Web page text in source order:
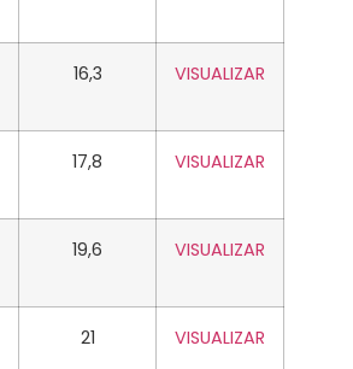
16,3 VISUALIZAR
17,8 VISUALIZAR
19,6 VISUALIZAR
21 VISUALIZAR